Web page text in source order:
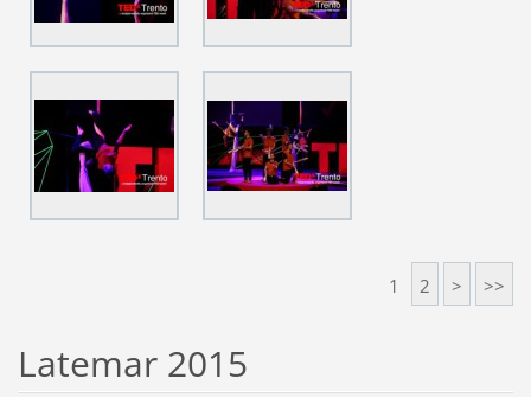
1 2 > >>
Latemar 2015